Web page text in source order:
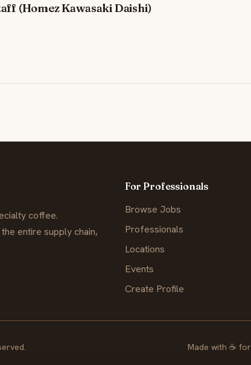
(Homez Kawasaki Daishi)
coffee.
entire supply chain,
For Professionals
Browse Jobs
Professionals
Locations
Events
Create Profile
Made with ☕